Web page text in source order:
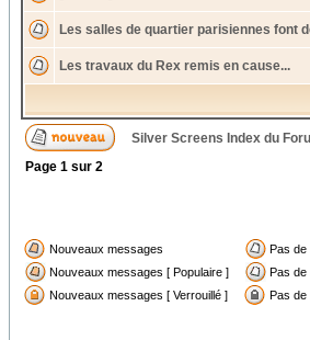
Les salles de quartier parisiennes font
Les travaux du Rex remis en cause...
Silver Screens Index du
Page 1 sur 2
Nouveaux messages
Pas de
Nouveaux messages [ Populaire ]
Pas de
Nouveaux messages [ Verrouillé ]
Pas de